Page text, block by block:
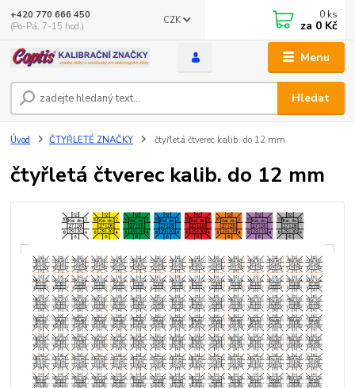
Menu
CZK
Hledat
+420 770 666 450
(Po-Pá, 7-15 hod.)
0 ks
za 0 Kč
Úvod ČTYŘLETÉ ZNAČKY čtyřletá čtverec kalib. do 12 mm
čtyřletá čtverec kalib. do 12 mm